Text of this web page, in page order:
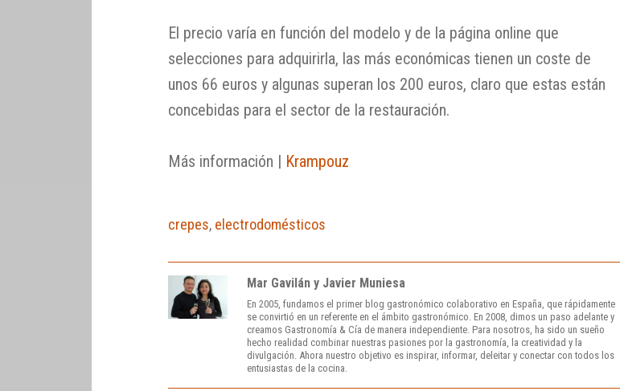
El precio varía en función del modelo y de la página online que
selecciones para adquirirla, las más económicas tienen un coste de
unos 66 euros y algunas superan los 200 euros, claro que estas están
concebidas para el sector de la restauración.
Más información | Krampouz
crepes, electrodomésticos
Mar Gavilán y Javier Muniesa
En 2005, fundamos el primer blog gastronómico colaborativo en España, que rápidamente
se convirtió en un referente en el ámbito gastronómico. En 2008, dimos un paso adelante y
creamos Gastronomía & Cía de manera independiente. Para nosotros, ha sido un sueño
hecho realidad combinar nuestras pasiones por la gastronomía, la creatividad y la
divulgación. Ahora nuestro objetivo es inspirar, informar, deleitar y conectar con todos los
entusiastas de la cocina.